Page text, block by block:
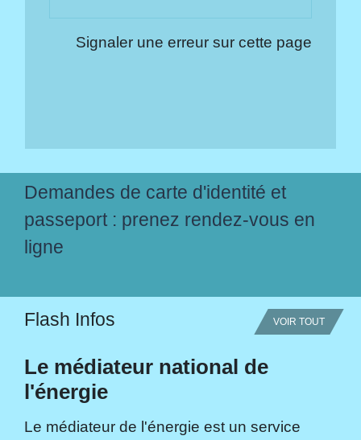
Signaler une erreur sur cette page
Demandes de carte d'identité et
passeport : prenez rendez-vous en
ligne
Flash Infos VOIR TOUT
Le médiateur national de
l'énergie
Le médiateur de l'énergie est un service